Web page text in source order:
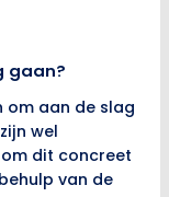
gaan?
om aan de slag
wel
dit concreet
van de